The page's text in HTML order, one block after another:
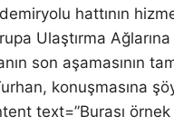
hattının
Ulaştırma
son aşamasının
konuşmasına
text=”Burası örnek